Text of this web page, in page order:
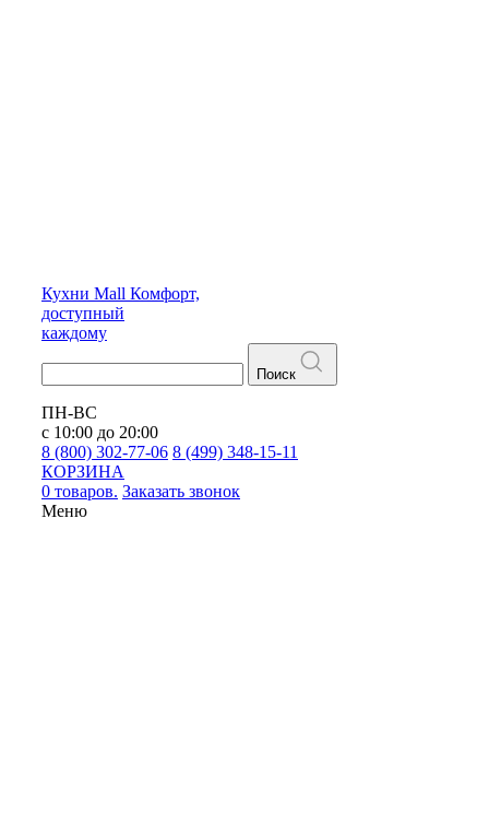
Кухни Mall Комфорт,
доступный
каждому
Поиск
ПН-ВС
с 10:00 до 20:00
8 (800) 302-77-06 8 (499) 348-15-11
КОРЗИНА
0 товаров. Заказать звонок
Меню